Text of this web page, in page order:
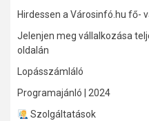
Hirdessen a Városinfó.hu fő-
Jelenjen meg vállalkozása
oldalán
Lopásszámláló
Programajánló | 2024
Szolgáltatások